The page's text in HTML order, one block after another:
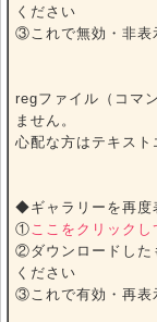
ください
③これで無効・非表
regファイル（コマ
ません。
心配な方はテキスト
◆ギャラリーを再度
①ここをクリック
②ダウンロードした
ください
③これで有効・再表